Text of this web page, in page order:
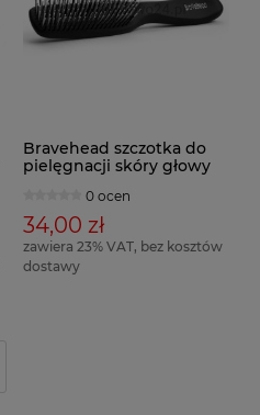
Bravehead szczotka do
pielęgnacji skóry głowy
0 ocen
34,00 zł
zawiera 23% VAT, bez kosztów
dostawy